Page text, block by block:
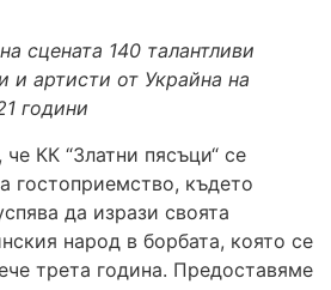
сцената 140 талантливи
и артисти от Украйна на
години
КК “Златни пясъци“ се
гостоприемство, където
да изрази своята
народ в борбата, която се
трета година. Предоставяме